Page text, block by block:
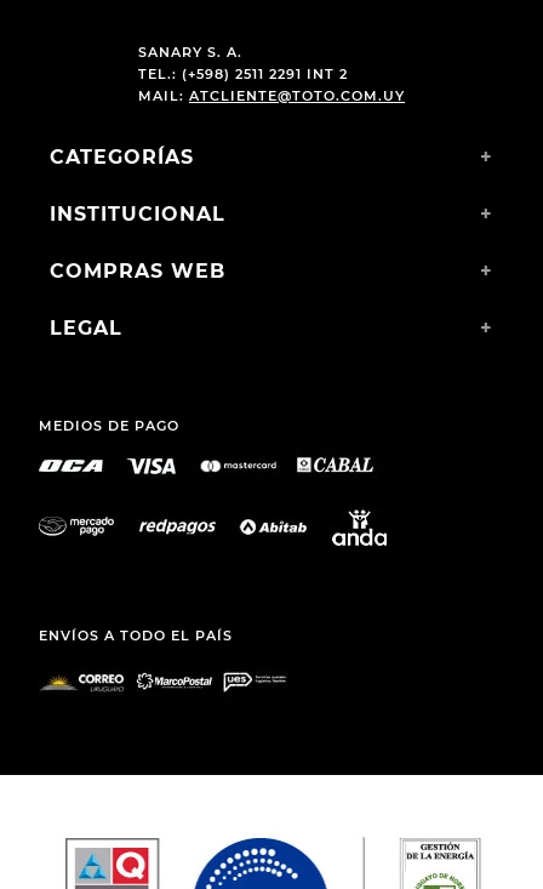
SANARY S. A.
TEL.: (+598) 2511 2291 INT 2
MAIL: ATCLIENTE@TOTO.COM.UY
CATEGORÍAS +
INSTITUCIONAL +
COMPRAS WEB +
LEGAL +
MEDIOS DE PAGO
ENVÍOS A TODO EL PAÍS